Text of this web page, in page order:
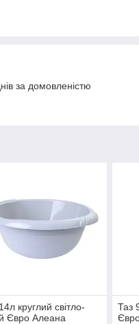
за домовленістю
круглий світло-
Євро Алеана
Таз